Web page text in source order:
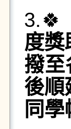
3.🍀
度獎
撥至
後順
同